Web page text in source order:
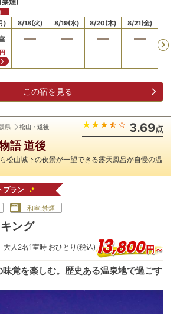
)
8/18(火) 8/19(水) 8/20(木) 8/21(金)
この宿を見る
県 松山・道後 3.69点
語 道後
松山城下の夜景が一望できる露天風呂が自慢の温
プラン
和室:禁煙
ング
大人 2名1室時 おひとり(税込)13,800円～
味覚を楽しむ。歴史ある温泉地で過ごす